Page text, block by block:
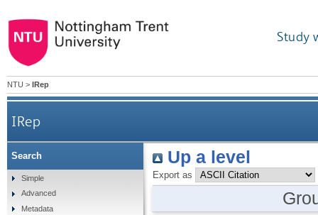
Study
NTU > IRep
IRep
Up a level
Export as
Search
Simple
Advanced
Metadata